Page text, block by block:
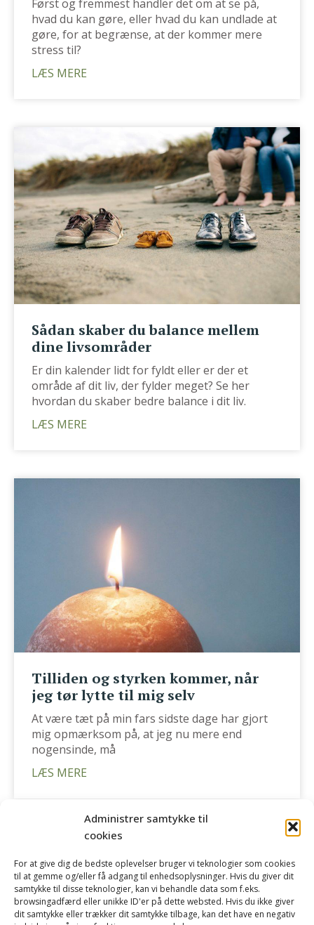
Administrer samtykke til
cookies
For at give dig de bedste oplevelser bruger vi teknologier som cookies
til at gemme og/eller få adgang til enhedsoplysninger. Hvis du giver dit
samtykke til disse teknologier, kan vi behandle data som f.eks.
browsingadfærd eller unikke ID'er på dette websted. Hvis du ikke giver
dit samtykke eller trækker dit samtykke tilbage, kan det have en negativ
Først og fremmest handler det om at se på,
hvad du kan gøre, eller hvad du kan undlade at
gøre, for at begrænse, at der kommer mere
stress til?
LÆS MERE
Sådan skaber du balance mellem
dine livsområder
Er din kalender lidt for fyldt eller er der et
område af dit liv, der fylder meget? Se her
hvordan du skaber bedre balance i dit liv.
LÆS MERE
Tilliden og styrken kommer, når
jeg tør lytte til mig selv
At være tæt på min fars sidste dage har gjort
mig opmærksom på, at jeg nu mere end
nogensinde, må
LÆS MERE
KONTAKT OM TRINE SLOTH PRISER